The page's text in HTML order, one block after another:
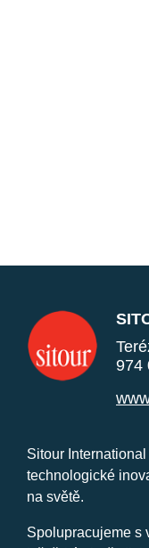
974
Sitour
technologické
na světě.
Spolupracujeme s